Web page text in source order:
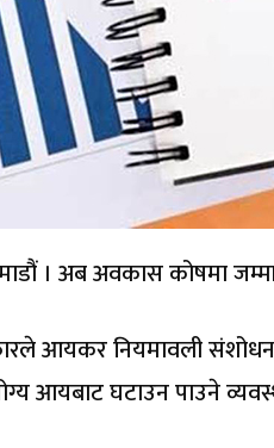
। अब अवकास कोषमा
आयकर नियमावली संशोधन
आयबाट घटाउन पाउने